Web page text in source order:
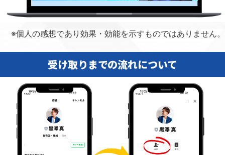
※個人の感想であり効果・効能を示すものではありません。
受け取りまでの流れについて